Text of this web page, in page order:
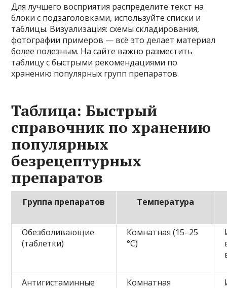
Для лучшего восприятия распределите текст на
блоки с подзаголовками, используйте списки и
таблицы. Визуализация: схемы складирования,
фотографии примеров — всё это делает материал
более полезным. На сайте важно разместить
таблицу с быстрыми рекомендациями по
хранению популярных групп препаратов.
Таблица: Быстрый
справочник по хранению
популярных
безрецептурных
препаратов
Группа препаратов Температура
Обезболивающие
(таблетки)
Комнатная (15–25
°C)
Антигистаминные Комнатная